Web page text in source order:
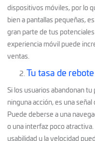
dispositivos móviles, por lo
bien a pantallas pequeñas,
gran parte de tus
experiencia móvil puede
ventas.
Tu tasa de
Si los usuarios abandonan
ninguna acción, es una
Puede deberse a una
o una interfaz poco
usabilidad y la velocidad